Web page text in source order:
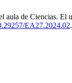
aula de Ciencias. El
EA27.2024.02.